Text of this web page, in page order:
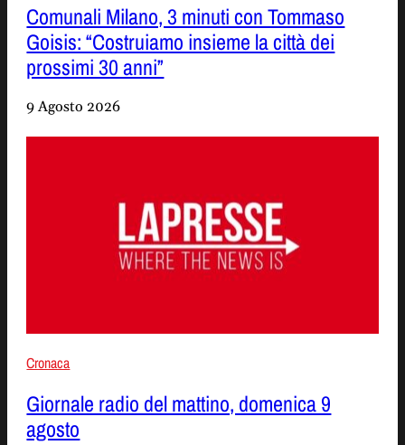
Comunali Milano, 3 minuti con Tommaso
Goisis: “Costruiamo insieme la città dei
prossimi 30 anni”
9 Agosto 2026
Cronaca
Giornale radio del mattino, domenica 9
agosto